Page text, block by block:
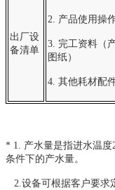
出厂设
备清单
2. 产品使用操
3. 完工资料（
图纸）
4. 其他耗材配
* 1. 产水量是指进水温度
条件下的产水量。
2.设备可根据客户要求